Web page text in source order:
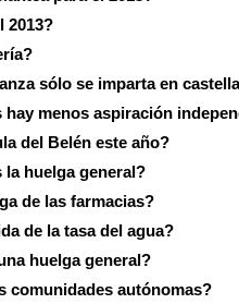
2013?
sólo se imparta en
hay menos aspiración
del Belén este año?
la huelga general?
de las farmacias?
de la tasa del agua?
huelga general?
comunidades autónomas?